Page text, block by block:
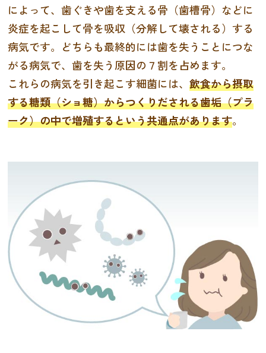
によって、歯ぐきや歯を支える骨（歯槽骨）などに
炎症を起こして骨を吸収（分解して壊される）する
病気です。どちらも最終的には歯を失うことにつな
がる病気で、歯を失う原因の７割を占めます。
これらの病気を引き起こす細菌には、 飲食から摂取
する糖類（ショ糖）からつくりだされる歯垢（プラ
ーク）の中で増殖するという共通点があります。